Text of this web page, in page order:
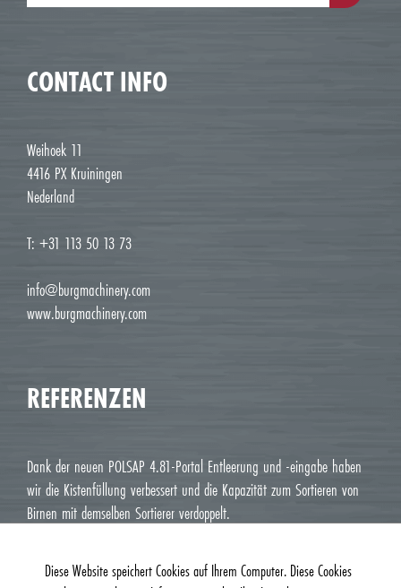
CONTACT INFO
Weihoek 11
4416 PX Kruiningen
Nederland
T: +31 113 50 13 73
info@burgmachinery.com
www.burgmachinery.com
REFERENZEN
Dank der neuen POLSAP 4.81-Portal Entleerung und -eingabe haben
wir die Kistenfüllung verbessert und die Kapazität zum Sortieren von
Birnen mit demselben Sortierer verdoppelt.
Diese Website speichert Cookies auf Ihrem Computer. Diese Cookies